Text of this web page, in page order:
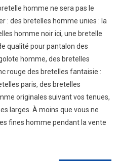
homme ne sera pas le
: des bretelles homme unies : la
homme noir ici, une bretelle
qualité pour pantalon des
homme, des bretelles
rouge des bretelles fantaisie :
paris, des bretelles
originales suivant vos tenues,
larges. À moins que vous ne
fines homme pendant la vente